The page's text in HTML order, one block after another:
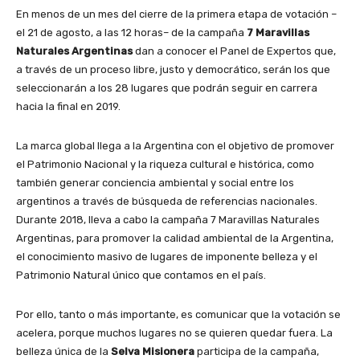
En menos de un mes del cierre de la primera etapa de votación –
el 21 de agosto, a las 12 horas– de la campaña 7 Maravillas
Naturales Argentinasdan a conocer el Panel de Expertos que,
a través de un proceso libre, justo y democrático, serán los que
seleccionarán a los 28 lugares que podrán seguir en carrera
hacia la final en 2019.
La marca global llega a la Argentina con el objetivo de promover
el Patrimonio Nacional y la riqueza cultural e histórica, como
también generar conciencia ambiental y social entre los
argentinos a través de búsqueda de referencias nacionales.
Durante 2018, lleva a cabo la campaña 7 Maravillas Naturales
Argentinas, para promover la calidad ambiental de la Argentina,
el conocimiento masivo de lugares de imponente belleza y el
Patrimonio Natural único que contamos en el país.
Por ello, tanto o más importante, es comunicar que la votación se
acelera, porque muchos lugares no se quieren quedar fuera. La
belleza única de la Selva Misionera participa de la campaña,